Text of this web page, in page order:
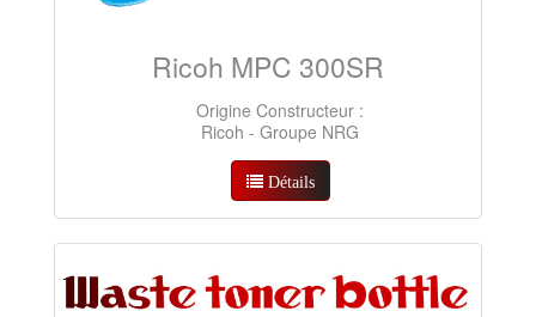
Ricoh MPC 300SR
Origine Constructeur :
Ricoh - Groupe NRG
Détails